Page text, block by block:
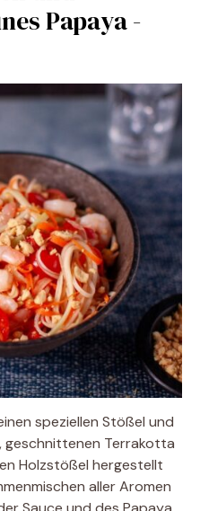
Papaya -
speziellen Stößel und
geschnittenen Terrakotta
Holzstößel hergestellt
aller Aromen